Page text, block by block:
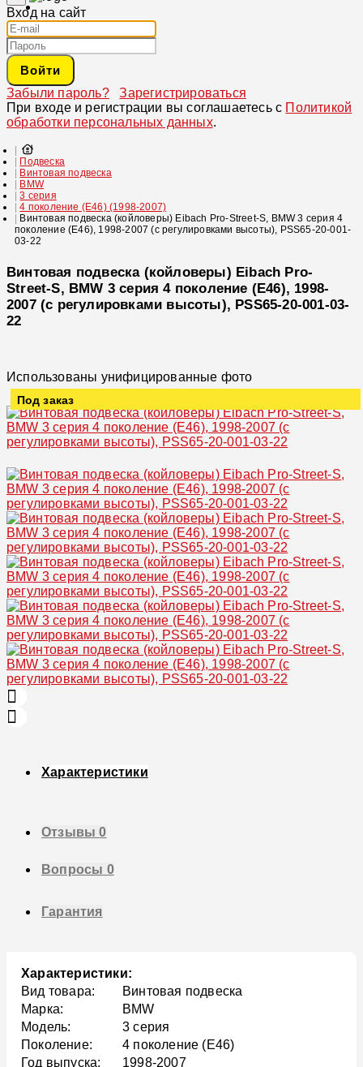
Вход на сайт
Войти
Забыли пароль?
Зарегистрироваться
При входе и регистрации вы соглашаетесь с Политикой
обработки персональных данных.
Подвеска
Винтовая подвеска
BMW
3 серия
4 поколение (E46) (1998-2007)
Винтовая подвеска (койловеры) Eibach Pro-Street-S, BMW 3 серия 4
поколение (E46), 1998-2007 (с регулировками высоты), PSS65-20-001-
03-22
Винтовая подвеска (койловеры) Eibach Pro-
Street-S, BMW 3 серия 4 поколение (E46), 1998-
2007 (с регулировками высоты), PSS65-20-001-03-
22
Использованы унифицированные фото
Под заказ
Характеристики
Отзывы0
Вопросы 0
Гарантия
Характеристики:
Вид товара:
Винтовая подвеска
Марка:
BMW
Модель:
3 серия
Поколение:
4 поколение (E46)
Год выпуска:
1998-2007